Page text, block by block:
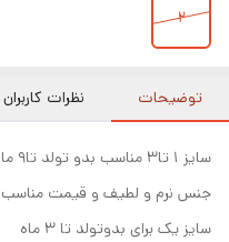
۲
توضیحات نظرات کاربران
سایز ۱ تا۳ مناسب بدو تولد تا۹ ماه حدودا
جنس نرم و لطیف و قیمت مناسب
سایز یک برای بدوتولد تا ۳ ماه